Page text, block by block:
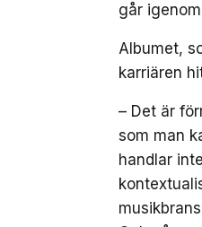
går
Albumet,
karriären
– Det är
som man
handlar